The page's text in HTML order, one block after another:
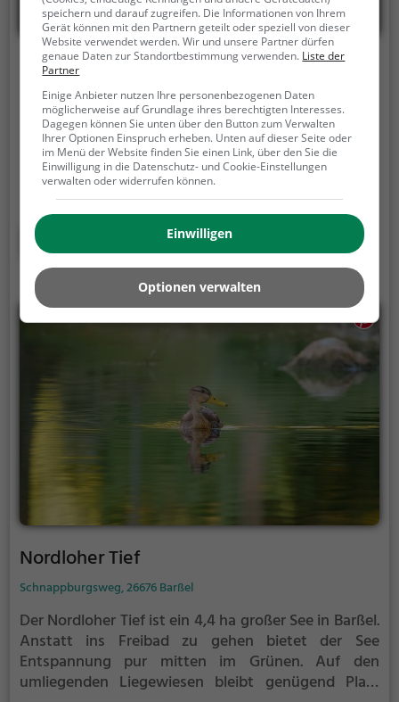
Bowling Center Barßel
Ammerländer Straße 31, 26676 Barßel
Bowling Center Barßel ist eine Bowlingbahn in
Barßel.Die Bowlingbahn ist die perfekte Anlaufstelle
für einen sportlichen Abend mit Freunden oder der
Familie.Die beliebte Präzisionssportart ist vor allem
an regnerischen und kalten Tagen eine geeignete
Freizeitbeschäftigung, sportliche Betätigung und
Wettbewerbscharakter inklusive.
Mehr erfahren
Nordloher Tief
Schnappburgsweg, 26676 Barßel
Der Nordloher Tief ist ein 4,4 ha großer See in Barßel.
Anstatt ins Freibad zu gehen bietet der See
Entspannung pur mitten im Grünen. Auf den
umliegenden Liegewiesen bleibt genügend Platz
speichern und darauf zugreifen. Die Informationen von Ihrem
Gerät können mit den Partnern geteilt oder speziell von dieser
Website verwendet werden. Wir und unsere Partner dürfen
genaue Daten zur Standortbestimmung verwenden. Liste der
Partner
Einige Anbieter nutzen Ihre personenbezogenen Daten
möglicherweise auf Grundlage ihres berechtigten Interesses.
Dagegen können Sie unten über den Button zum Verwalten
Ihrer Optionen Einspruch erheben. Unten auf dieser Seite oder
im Menü der Website finden Sie einen Link, über den Sie die
Einwilligung in die Datenschutz- und Cookie-Einstellungen
verwalten oder widerrufen können.
Einwilligen
Optionen verwalten